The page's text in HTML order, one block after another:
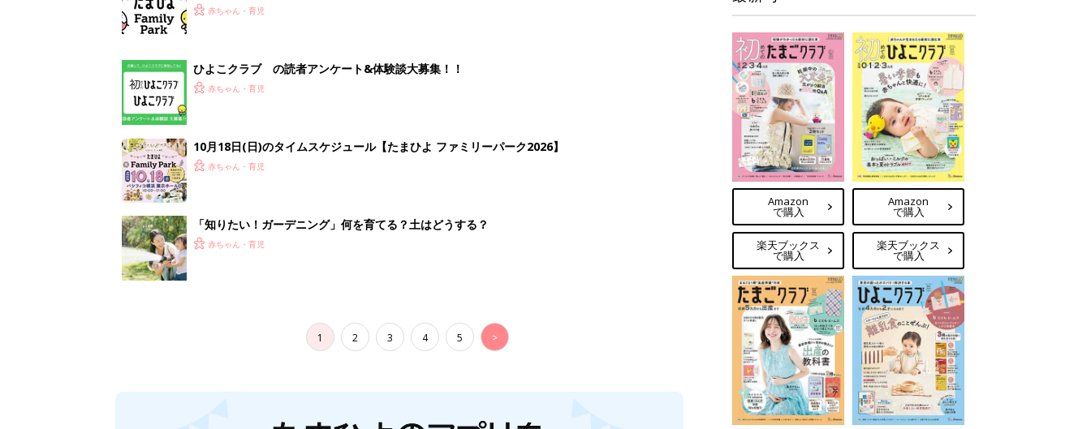
赤ちゃん・育児
ひよこクラブ の読者アンケート&体験談大募集！！
赤ちゃん・育児
10月18日(日)のタイムスケジュール【たまひよ ファミリーパーク2026】
赤ちゃん・育児
「知りたい！ガーデニング」何を育てる？土はどうする？
赤ちゃん・育児
1 2 3 4 5 >
Amazon
で購入
楽天ブックス
で購入
Amazon
で購入
楽天ブックス
で購入